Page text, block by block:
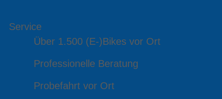
Service
Über 1.500 (E-)Bikes vor Ort
Professionelle Beratung
Probefahrt vor Ort